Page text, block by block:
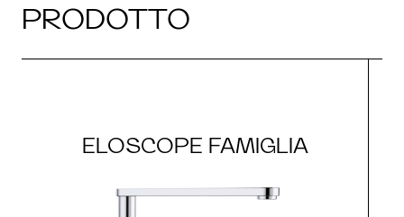
PRODOTTO
ELOSCOPE FAMIGLIA